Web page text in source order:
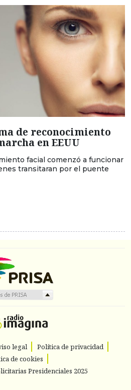
de reconocimiento
en EEUU
facial comenzó a funcionar
transitaran por el puente
legal
Política de privacidad
de cookies
Presidenciales 2025